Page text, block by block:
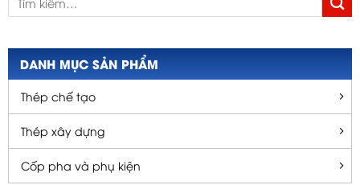
DANH MỤC SẢN PHẨM
Thép chế tạo
Thép xây dựng
Cốp pha và phụ kiện